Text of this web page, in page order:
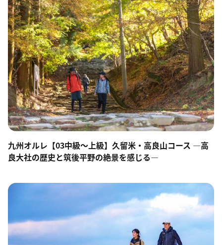
九州オルレ【03中級～上級】久留米・高良山コース ―高
良大社の歴史と筑後平野の絶景を感じる―